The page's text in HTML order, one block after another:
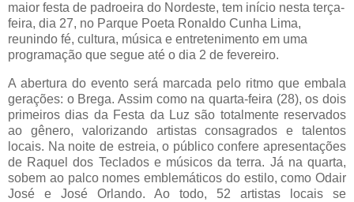
maior festa de padroeira do Nordeste, tem início nesta terça-
feira, dia 27, no Parque Poeta Ronaldo Cunha Lima,
reunindo fé, cultura, música e entretenimento em uma
programação que segue até o dia 2 de fevereiro.
A abertura do evento será marcada pelo ritmo que embala
gerações: o Brega. Assim como na quarta-feira (28), os dois
primeiros dias da Festa da Luz são totalmente reservados
ao gênero, valorizando artistas consagrados e talentos
locais. Na noite de estreia, o público confere apresentações
de Raquel dos Teclados e músicos da terra. Já na quarta,
sobem ao palco nomes emblemáticos do estilo, como Odair
José e José Orlando. Ao todo, 52 artistas locais se